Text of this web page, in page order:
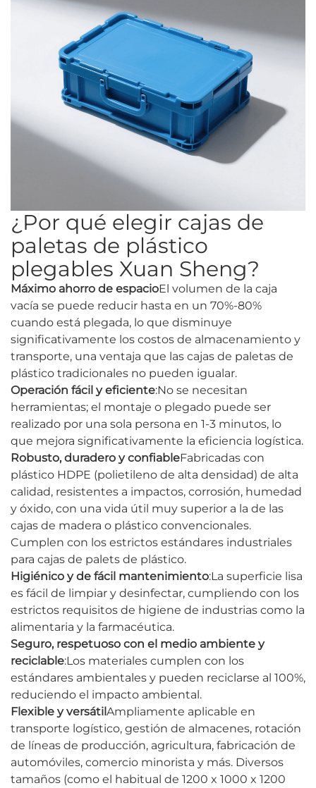
¿Por qué elegir cajas de
paletas de plástico
plegables Xuan Sheng?
Máximo ahorro de espacioEl volumen de la caja
vacía se puede reducir hasta en un 70%-80%
cuando está plegada, lo que disminuye
significativamente los costos de almacenamiento y
transporte, una ventaja que las cajas de paletas de
plástico tradicionales no pueden igualar.
Operación fácil y eficiente:No se necesitan
herramientas; el montaje o plegado puede ser
realizado por una sola persona en 1-3 minutos, lo
que mejora significativamente la eficiencia logística.
Robusto, duradero y confiableFabricadas con
plástico HDPE (polietileno de alta densidad) de alta
calidad, resistentes a impactos, corrosión, humedad
y óxido, con una vida útil muy superior a la de las
cajas de madera o plástico convencionales.
Cumplen con los estrictos estándares industriales
para cajas de palets de plástico.
Higiénico y de fácil mantenimiento:La superficie lisa
es fácil de limpiar y desinfectar, cumpliendo con los
estrictos requisitos de higiene de industrias como la
alimentaria y la farmacéutica.
Seguro, respetuoso con el medio ambiente y
reciclable:Los materiales cumplen con los
estándares ambientales y pueden reciclarse al 100%,
reduciendo el impacto ambiental.
Flexible y versátil Ampliamente aplicable en
transporte logístico, gestión de almacenes, rotación
de líneas de producción, agricultura, fabricación de
automóviles, comercio minorista y más. Diversos
tamaños (como el habitual de 1200 x 1000 x 1200